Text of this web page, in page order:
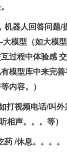
机器人回答问题/
模型（如大模
过程中体验感
模型库中来完
内容。）
打视频电话/叫
相声。。。等）
/休息。。。。